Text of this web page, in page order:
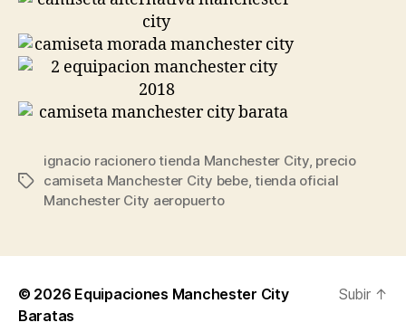
Etiquetas
ignacio racionero tienda Manchester City, precio
camiseta Manchester City bebe,tienda oficial
Manchester City aeropuerto
© 2026 Equipaciones Manchester City
Baratas
Subir ↑